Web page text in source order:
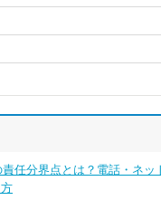
任分界点とは？電話・ネッ